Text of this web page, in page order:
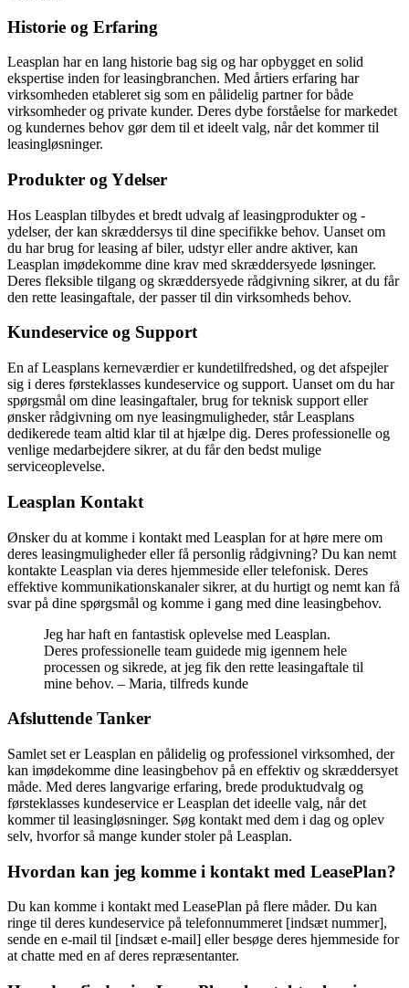
Historie og Erfaring
Leasplan har en lang historie bag sig og har opbygget en solid
ekspertise inden for leasingbranchen. Med årtiers erfaring har
virksomheden etableret sig som en pålidelig partner for både
virksomheder og private kunder. Deres dybe forståelse for markedet
og kundernes behov gør dem til et ideelt valg, når det kommer til
leasingløsninger.
Produkter og Ydelser
Hos Leasplan tilbydes et bredt udvalg af leasingprodukter og -
ydelser, der kan skræddersys til dine specifikke behov. Uanset om
du har brug for leasing af biler, udstyr eller andre aktiver, kan
Leasplan imødekomme dine krav med skræddersyede løsninger.
Deres fleksible tilgang og skræddersyede rådgivning sikrer, at du får
den rette leasingaftale, der passer til din virksomheds behov.
Kundeservice og Support
En af Leasplans kerneværdier er kundetilfredshed, og det afspejler
sig i deres førsteklasses kundeservice og support. Uanset om du har
spørgsmål om dine leasingaftaler, brug for teknisk support eller
ønsker rådgivning om nye leasingmuligheder, står Leasplans
dedikerede team altid klar til at hjælpe dig. Deres professionelle og
venlige medarbejdere sikrer, at du får den bedst mulige
serviceoplevelse.
Leasplan Kontakt
Ønsker du at komme i kontakt med Leasplan for at høre mere om
deres leasingmuligheder eller få personlig rådgivning? Du kan nemt
kontakte Leasplan via deres hjemmeside eller telefonisk. Deres
effektive kommunikationskanaler sikrer, at du hurtigt og nemt kan få
svar på dine spørgsmål og komme i gang med dine leasingbehov.
Jeg har haft en fantastisk oplevelse med Leasplan.
Deres professionelle team guidede mig igennem hele
processen og sikrede, at jeg fik den rette leasingaftale til
mine behov. – Maria, tilfreds kunde
Afsluttende Tanker
Samlet set er Leasplan en pålidelig og professionel virksomhed, der
kan imødekomme dine leasingbehov på en effektiv og skræddersyet
måde. Med deres langvarige erfaring, brede produktudvalg og
førsteklasses kundeservice er Leasplan det ideelle valg, når det
kommer til leasingløsninger. Søg kontakt med dem i dag og oplev
selv, hvorfor så mange kunder stoler på Leasplan.
Hvordan kan jeg komme i kontakt med LeasePlan?
Du kan komme i kontakt med LeasePlan på flere måder. Du kan
ringe til deres kundeservice på telefonnummeret [indsæt nummer],
sende en e-mail til [indsæt e-mail] eller besøge deres hjemmeside for
at chatte med en af deres repræsentanter.